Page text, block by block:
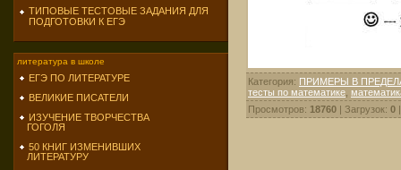
ТИПОВЫЕ ТЕСТОВЫЕ ЗАДАНИЯ ДЛЯ
ПОДГОТОВКИ К ЕГЭ
литература в школе
ЕГЭ ПО ЛИТЕРАТУРЕ
ВЕЛИКИЕ ПИСАТЕЛИ
ИЗУЧЕНИЕ ТВОРЧЕСТВА
ГОГОЛЯ
50 КНИГ ИЗМЕНИВШИХ
ЛИТЕРАТУРУ
Категория: ПРИМЕРЫ В
тесты по математике
Просмотров: 18760 | Загрузок: 0